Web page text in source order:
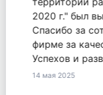
23 апреля 2025